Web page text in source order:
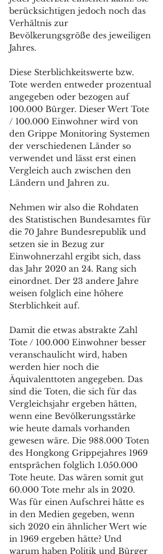
berücksichtigen jedoch noch das
Verhältnis zur
Bevölkerungsgröße des jeweiligen
Jahres.
Diese Sterblichkeitswerte bzw.
Tote werden entweder prozentual
angegeben oder bezogen auf
100.000 Bürger. Dieser Wert Tote
/ 100.000 Einwohner wird von
den Grippe Monitoring Systemen
der verschiedenen Länder so
verwendet und lässt erst einen
Vergleich auch zwischen den
Ländern und Jahren zu.
Nehmen wir also die Rohdaten
des Statistischen Bundesamtes für
die 70 Jahre Bundesrepublik und
setzen sie in Bezug zur
Einwohnerzahl ergibt sich, dass
das Jahr 2020 an 24. Rang sich
einordnet. Der 23 andere Jahre
weisen folglich eine höhere
Sterblichkeit auf.
Damit die etwas abstrakte Zahl
Tote / 100.000 Einwohner besser
veranschaulicht wird, haben
werden hier noch die
Äquivalenttoten angegeben. Das
sind die Toten, die sich für das
Vergleichsjahr ergeben hätten,
wenn eine Bevölkerungsstärke
wie heute damals vorhanden
gewesen wäre. Die 988.000 Toten
des Hongkong Grippejahres 1969
entsprächen folglich 1.050.000
Tote heute. Das wären somit gut
60.000 Tote mehr als in 2020.
Was für einen Aufschrei hätte es
in den Medien gegeben, wenn
sich 2020 ein ähnlicher Wert wie
in 1969 ergeben hätte? Und
warum haben Politik und Bürger